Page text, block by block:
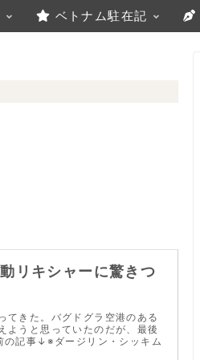
ベトナム駐在記
リキシャーに驚きつ
てきた。バグドグラ空港のある
ようと思っていたのだが、最後
の記事↓※ダージリン・シッキム